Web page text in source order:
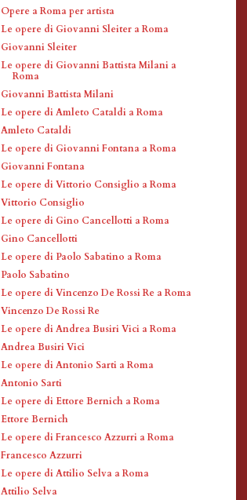
Opere a Roma per artista
Le opere di Giovanni Sleiter a Roma
Giovanni Sleiter
Le opere di Giovanni Battista Milani a
Roma
Giovanni Battista Milani
Le opere di Amleto Cataldi a Roma
Amleto Cataldi
Le opere di Giovanni Fontana a Roma
Giovanni Fontana
Le opere di Vittorio Consiglio a Roma
Vittorio Consiglio
Le opere di Gino Cancellotti a Roma
Gino Cancellotti
Le opere di Paolo Sabatino a Roma
Paolo Sabatino
Le opere di Vincenzo De Rossi Re a Roma
Vincenzo De Rossi Re
Le opere di Andrea Busiri Vici a Roma
Andrea Busiri Vici
Le opere di Antonio Sarti a Roma
Antonio Sarti
Le opere di Ettore Bernich a Roma
Ettore Bernich
Le opere di Francesco Azzurri a Roma
Francesco Azzurri
Le opere di Attilio Selva a Roma
Attilio Selva